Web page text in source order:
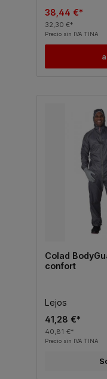
38,44 €*
32,30 €*
Precio sin IVA TINA
Colad
confort
Lejos
41,28 €*
40,81 €*
Precio sin IVA TINA